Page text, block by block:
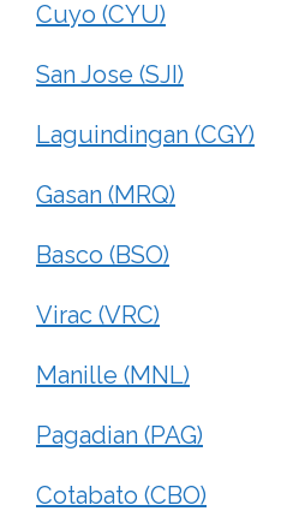
Cuyo (CYU)
San Jose (SJI)
Laguindingan (CGY)
Gasan (MRQ)
Basco (BSO)
Virac (VRC)
Manille (MNL)
Pagadian (PAG)
Cotabato (CBO)